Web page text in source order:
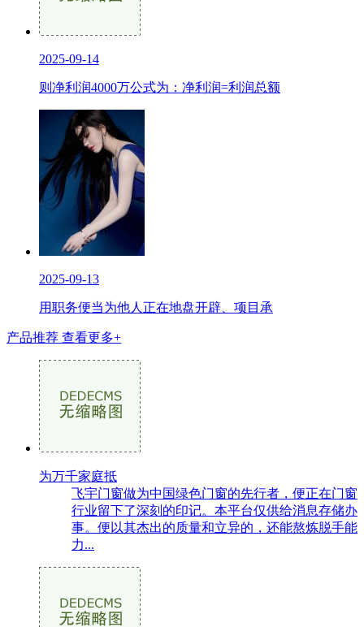
2025-09-14
则净利润4000万公式为：净利润=利润总额
2025-09-13
用职务便当为他人正在地盘开辟、项目承
产品推荐 查看更多+
为万千家庭抵
飞宇门窗做为中国绿色门窗的先行者，便正在门窗
行业留下了深刻的印记。本平台仅供给消息存储办
事。便以其杰出的质量和立异的，还能熬炼脱手能
力...